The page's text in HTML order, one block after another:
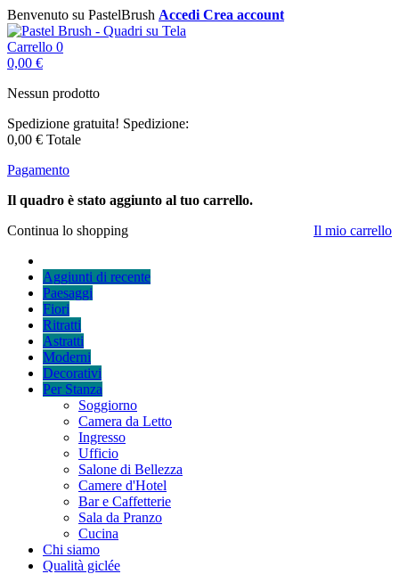
Benvenuto su PastelBrush Accedi Crea account
Carrello 0
0,00 €
Nessun prodotto
Spedizione gratuita! Spedizione:
0,00 € Totale
Pagamento
Il quadro è stato aggiunto al tuo carrello.
Continua lo shopping
Il mio carrello
Aggiunti di recente
Paesaggi
Fiori
Ritratti
Astratti
Moderni
Decorativi
Per Stanza
Soggiorno
Camera da Letto
Ingresso
Ufficio
Salone di Bellezza
Camere d'Hotel
Bar e Caffetterie
Sala da Pranzo
Cucina
Chi siamo
Qualità giclée